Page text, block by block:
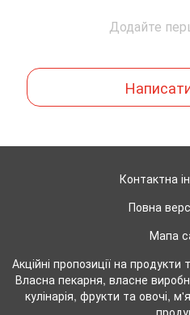
Додайте
Контактна
Повна
Мапа
Акційні пропозиції на
Власна пекарня, власне
кулінарія, фрукти та овочі,